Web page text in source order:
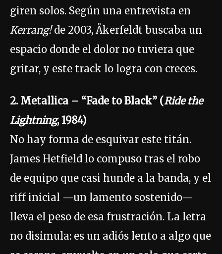
giren solos. Según una entrevista en
Kerrang!de 2003, Åkerfeldt buscaba un
espacio donde el dolor no tuviera que
gritar, y este track lo logra con creces.
2. Metallica – “Fade to Black” (Ride the
Lightning, 1984)
No hay forma de esquivar este titán.
James Hetfield lo compuso tras el robo
de equipo que casi hunde a la banda, y el
riff inicial —un lamento sostenido—
lleva el peso de esa frustración. La letra
no disimula: es un adiós lento a algo que